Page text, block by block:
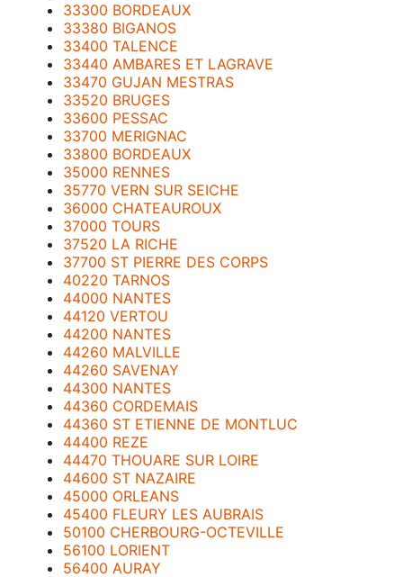
33300 BORDEAUX
33380 BIGANOS
33400 TALENCE
33440 AMBARES ET LAGRAVE
33470 GUJAN MESTRAS
33520 BRUGES
33600 PESSAC
33700 MERIGNAC
33800 BORDEAUX
35000 RENNES
35770 VERN SUR SEICHE
36000 CHATEAUROUX
37000 TOURS
37520 LA RICHE
37700 ST PIERRE DES CORPS
40220 TARNOS
44000 NANTES
44120 VERTOU
44200 NANTES
44260 MALVILLE
44260 SAVENAY
44300 NANTES
44360 CORDEMAIS
44360 ST ETIENNE DE MONTLUC
44400 REZE
44470 THOUARE SUR LOIRE
44600 ST NAZAIRE
45000 ORLEANS
45400 FLEURY LES AUBRAIS
50100 CHERBOURG-OCTEVILLE
56100 LORIENT
56400 AURAY